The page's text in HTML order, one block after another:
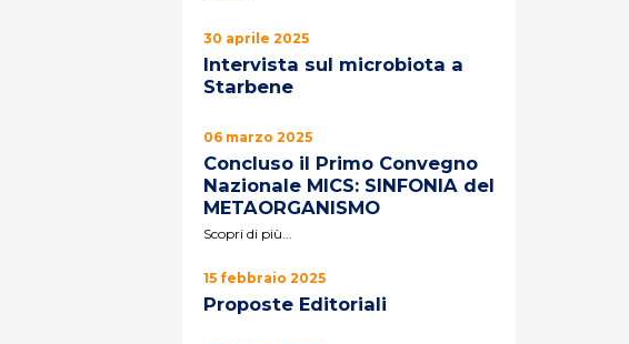
30 aprile 2025
Intervista sul microbiota a
Starbene
06 marzo 2025
Concluso il Primo Convegno
Nazionale MICS: SINFONIA del
METAORGANISMO
Scopri di più...
15 febbraio 2025
Proposte Editoriali